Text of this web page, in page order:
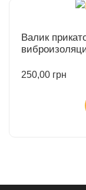
Валик
250,00 грн